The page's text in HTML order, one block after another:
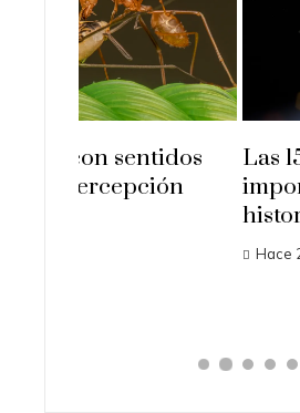
Las 15 misiones
importantes que